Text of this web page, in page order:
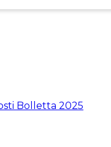
Bolletta 2025